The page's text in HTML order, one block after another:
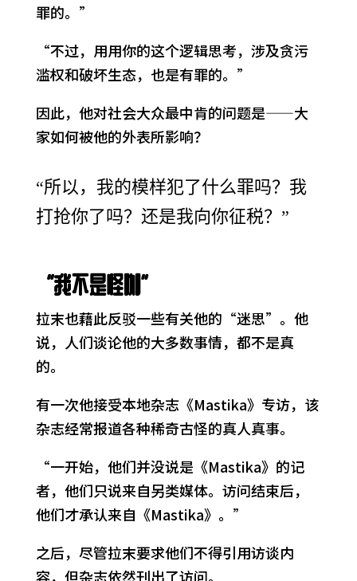
罪的。”
“不过，用用你的这个逻辑思考，涉及贪污
滥权和破坏生态，也是有罪的。”
因此，他对社会大众最中肯的问题是——大
家如何被他的外表所影响？
“所以，我的模样犯了什么罪吗？我
打抢你了吗？还是我向你征税？”
“我不是怪咖”
拉末也藉此反驳一些有关他的“迷思”。他
说，人们谈论他的大多数事情，都不是真
的。
有一次他接受本地杂志《Mastika》专访，该
杂志经常报道各种稀奇古怪的真人真事。
“一开始，他们并没说是《Mastika》的记
者，他们只说来自另类媒体。访问结束后，
他们才承认来自《Mastika》。”
之后，尽管拉末要求他们不得引用访谈内
容，但杂志依然刊出了访问。